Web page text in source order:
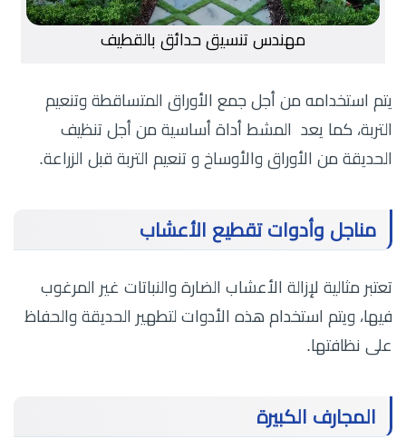
مهندس تنسيق حدائق بالقطيف
يتم استخدامه من أجل جمع الأوراق المتساقطة وتنعيم
التربة، كما يعد المشط أداة أساسية من أجل تنظيف
الحديقة من الأوراق والأوساخ و تنعيم التربة قبل الزراعة.
مناجل وأدوات تقطيع الأعشاب
تعتبر مثالية لإزالة الأعشاب الضارة والنباتات غير المرغوب
فيها، ويتم استخدام هذه الأدوات لتطهير الحديقة والحفاظ
على نظافتها.
المجارف الكبيرة